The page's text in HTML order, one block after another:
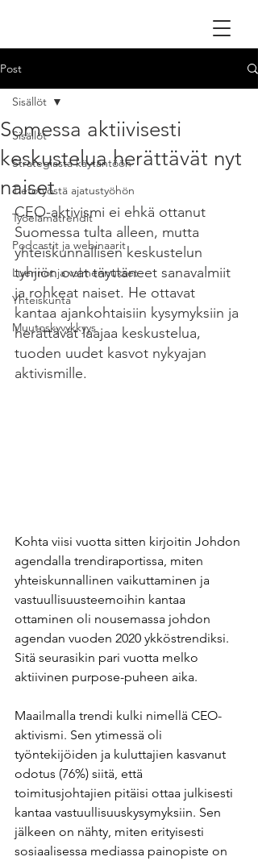
Post
Sisällöt
Strategiasta käytäntöön
Tietotyöstä ajatustyöhön
Työelämätrendit
Podcastit ja webinaarit
Luennot ja valmennukset
Yhteiskunta
Muutoskyvykkyys
Sisällöt
Somessa aktiivisesti
keskustelua herättävät nyt
naiset
CEO-aktivismi ei ehkä ottanut
Suomessa tulta alleen, mutta
yhteiskunnallisen keskustelun
tyhjiön ovat täyttäneet sanavalmiit
ja rohkeat naiset. He ottavat
kantaa ajankohtaisiin kysymyksiin ja
herättävät laajaa keskustelua,
tuoden uudet kasvot nykyajan
aktivismille.
Kohta viisi vuotta sitten kirjoitin Johdon
agendalla trendiraportissa, miten
yhteiskunnallinen vaikuttaminen ja
vastuullisuusteemoihin kantaa
ottaminen oli nousemassa johdon
agendan vuoden 2020 ykköstrendiksi.
Sitä seurasikin pari vuotta melko
aktiivinen purpose-puheen aika.
Maailmalla trendi kulki nimellä CEO-
aktivismi. Sen ytimessä oli
työntekijöiden ja kuluttajien kasvanut
odotus (76%) siitä, että
toimitusjohtajien pitäisi ottaa julkisesti
kantaa vastuullisuuskysymyksiin. Sen
jälkeen on nähty, miten erityisesti
sosiaalisessa mediassa painopiste on